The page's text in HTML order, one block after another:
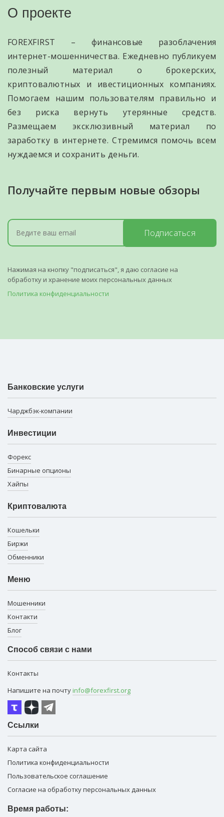
О проекте
FOREXFIRST – финансовые разоблачения
интернет-мошенничества. Ежедневно публикуем
полезный материал о брокерских,
криптовалютных и ивестиционных компаниях.
Помогаем нашим пользователям правильно и
без риска вернуть утерянные средств.
Размещаем эксклюзивный материал по
заработку в интернете. Стремимся помочь всем
нуждаемся и сохранить деньги.
Получайте первым новые обзоры
Подписаться
Нажимая на кнопку "подписаться", я даю согласие на
обработку и хранение моих персональных данных
Политика конфиденциальности
Банковские услуги
Чарджбэк-компании
Инвестиции
Форекс
Бинарные опционы
Хайпы
Криптовалюта
Кошельки
Биржи
Обменники
Меню
Мошенники
Контакти
Блог
Способ связи с нами
Контакты
Напишите на почту info@forexfirst.org
Ссылки
Карта сайта
Политика конфиденциальности
Пользовательское соглашение
Согласие на обработку персональных данных
Время работы: